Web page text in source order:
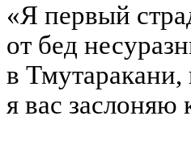
«Я первый
от бед
в Тмутаракани,
я вас заслоняю